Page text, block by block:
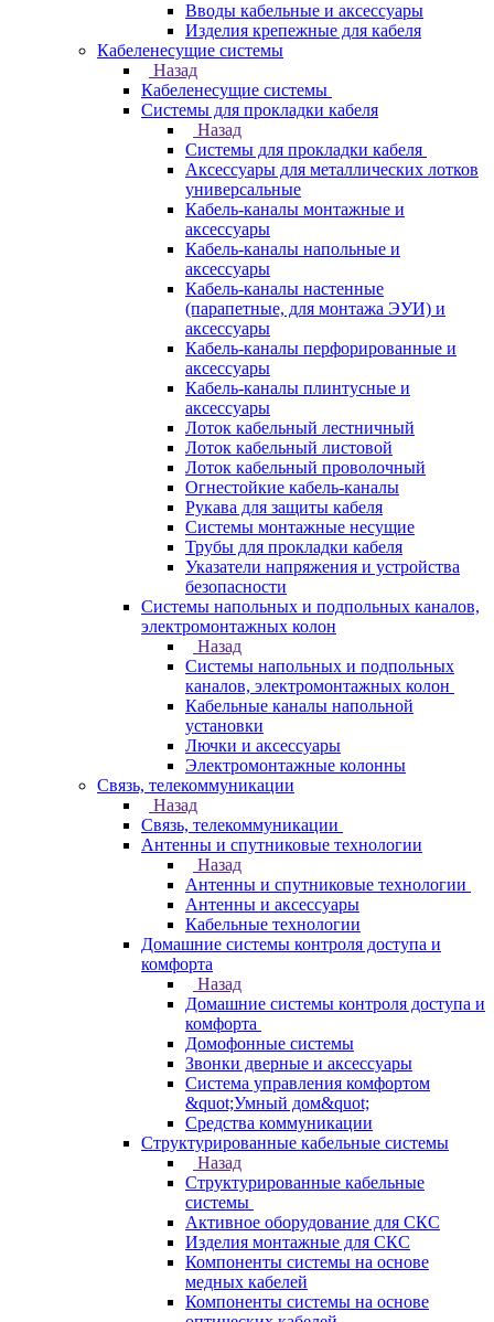
Вводы кабельные и аксессуары
Изделия крепежные для кабеля
Кабеленесущие системы
Назад
Кабеленесущие системы
Системы для прокладки кабеля
Назад
Системы для прокладки кабеля
Аксессуары для металлических лотков
универсальные
Кабель-каналы монтажные и
аксессуары
Кабель-каналы напольные и
аксессуары
Кабель-каналы настенные
(парапетные, для монтажа ЭУИ) и
аксессуары
Кабель-каналы перфорированные и
аксессуары
Кабель-каналы плинтусные и
аксессуары
Лоток кабельный лестничный
Лоток кабельный листовой
Лоток кабельный проволочный
Огнестойкие кабель-каналы
Рукава для защиты кабеля
Системы монтажные несущие
Трубы для прокладки кабеля
Указатели напряжения и устройства
безопасности
Системы напольных и подпольных каналов,
электромонтажных колон
Назад
Системы напольных и подпольных
каналов, электромонтажных колон
Кабельные каналы напольной
установки
Лючки и аксессуары
Электромонтажные колонны
Связь, телекоммуникации
Назад
Связь, телекоммуникации
Антенны и спутниковые технологии
Назад
Антенны и спутниковые технологии
Антенны и аксессуары
Кабельные технологии
Домашние системы контроля доступа и
комфорта
Назад
Домашние системы контроля доступа и
комфорта
Домофонные системы
Звонки дверные и аксессуары
Система управления комфортом
&quot;Умный дом&quot;
Средства коммуникации
Структурированные кабельные системы
Назад
Структурированные кабельные
системы
Активное оборудование для СКС
Изделия монтажные для СКС
Компоненты системы на основе
медных кабелей
Компоненты системы на основе